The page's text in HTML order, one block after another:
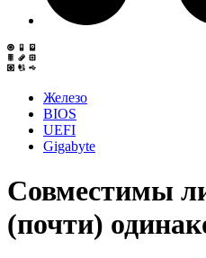
Железо
BIOS
UEFI
Gigabyte
Совместимы
(почти)